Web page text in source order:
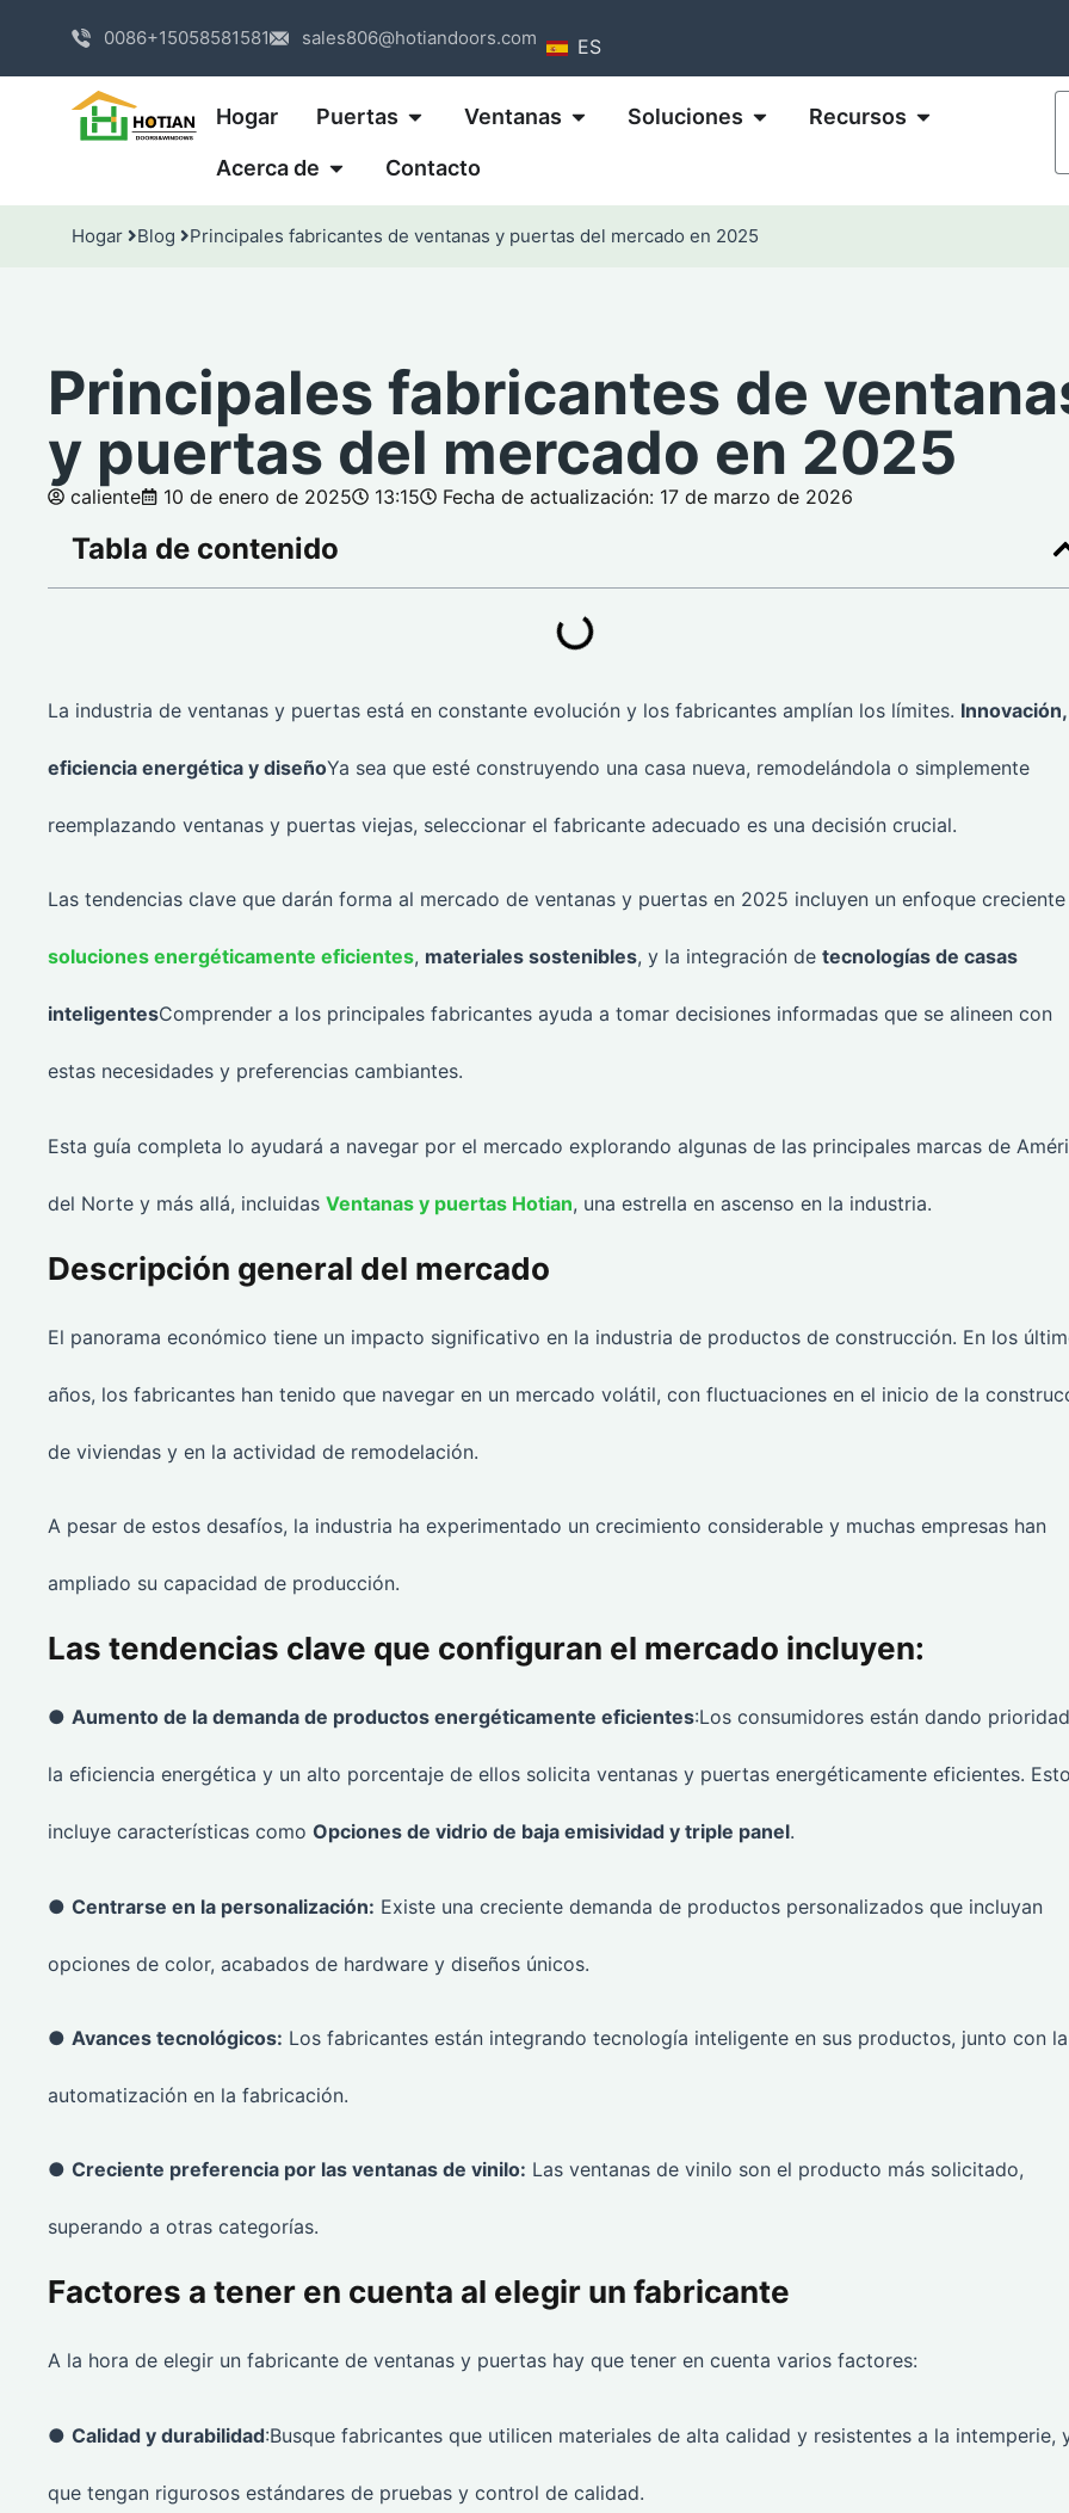
0086+15058581581 sales806@hotiandoors.com ES
Hogar Puertas Ventanas Soluciones Recursos
Acerca de Contacto
Hogar Blog Principales fabricantes de ventanas y puertas del mercado en 2025
Principales fabricantes de
y puertas del mercado en 2025
caliente 10 de enero de 2025 13:15 Fecha de actualización: 17 de marzo de 2026
Tabla de contenido
La industria de ventanas y puertas está en constante evolución y los fabricantes amplían los límites. Innovación,
eficiencia energética y diseñoYa sea que esté construyendo una casa nueva, remodelándola o simplemente
reemplazando ventanas y puertas viejas, seleccionar el fabricante adecuado es una decisión crucial.
Las tendencias clave que darán forma al mercado de ventanas y puertas en 2025 incluyen un enfoque creciente
soluciones energéticamente eficientes, materiales sostenibles, y la integración de tecnologías de casas
inteligentesComprender a los principales fabricantes ayuda a tomar decisiones informadas que se alineen con
estas necesidades y preferencias cambiantes.
Esta guía completa lo ayudará a navegar por el mercado explorando algunas de las principales marcas de
del Norte y más allá, incluidas Ventanas y puertas Hotian, una estrella en ascenso en la industria.
Descripción general del mercado
El panorama económico tiene un impacto significativo en la industria de productos de construcción. En los
años, los fabricantes han tenido que navegar en un mercado volátil, con fluctuaciones en el inicio de la
de viviendas y en la actividad de remodelación.
A pesar de estos desafíos, la industria ha experimentado un crecimiento considerable y muchas empresas han
ampliado su capacidad de producción.
Las tendencias clave que configuran el mercado incluyen:
● Aumento de la demanda de productos energéticamente eficientes:Los consumidores están dando
la eficiencia energética y un alto porcentaje de ellos solicita ventanas y puertas energéticamente eficientes. Esto
incluye características como Opciones de vidrio de baja emisividad y triple panel.
● Centrarse en la personalización: Existe una creciente demanda de productos personalizados que incluyan
opciones de color, acabados de hardware y diseños únicos.
● Avances tecnológicos: Los fabricantes están integrando tecnología inteligente en sus productos, junto con la
automatización en la fabricación.
● Creciente preferencia por las ventanas de vinilo: Las ventanas de vinilo son el producto más solicitado,
superando a otras categorías.
Factores a tener en cuenta al elegir un fabricante
A la hora de elegir un fabricante de ventanas y puertas hay que tener en cuenta varios factores:
● Calidad y durabilidad:Busque fabricantes que utilicen materiales de alta calidad y resistentes a la intemperie,
que tengan rigurosos estándares de pruebas y control de calidad.